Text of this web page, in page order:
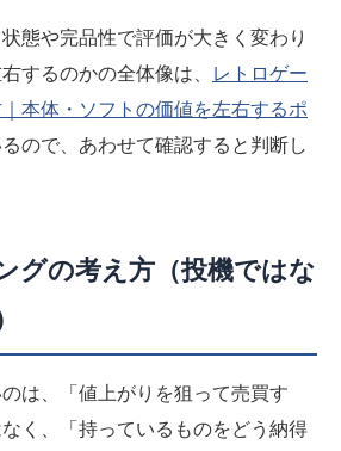
態や完品性で評価が大きく変わり
するのかの全体像は、 レトロゲー
本体・ソフトの価値を左右するポ
ので、あわせて確認すると判断し
グの考え方（投機ではな
は、「値上がりを狙って売買す
く、「持っているものをどう納得